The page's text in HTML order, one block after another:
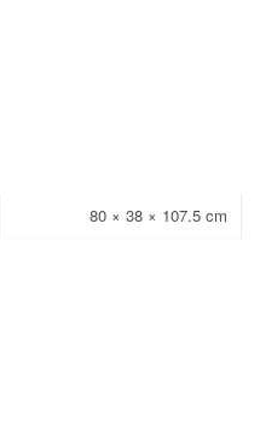
80 × 38 × 107.5 cm